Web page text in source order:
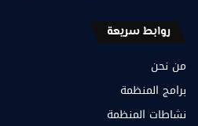
روابط سريعة
من نحن
برامج المنظمة
نشاطات المنظمة